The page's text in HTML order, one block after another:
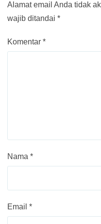
Alamat email Anda tidak
wajib ditandai *
Komentar *
Nama *
Email *